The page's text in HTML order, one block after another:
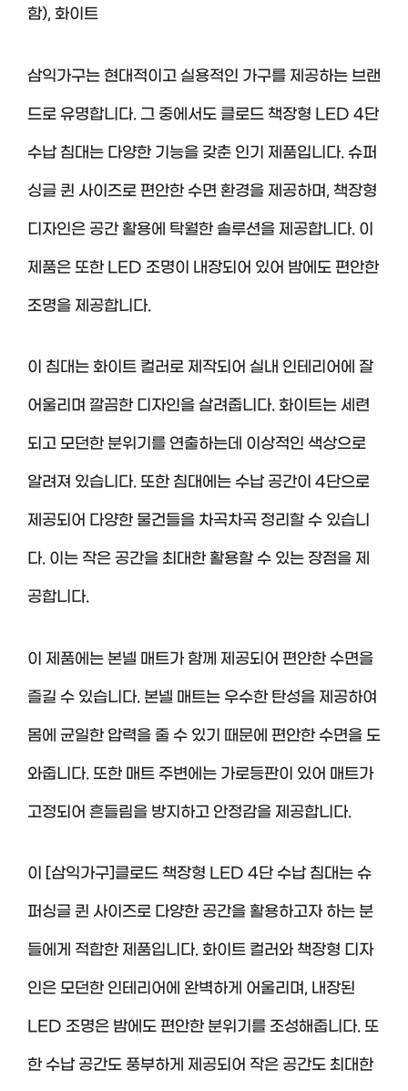
함), 화이트
삼익가구는 현대적이고 실용적인 가구를 제공하는 브랜
드로 유명합니다. 그 중에서도 클로드 책장형 LED 4단
수납 침대는 다양한 기능을 갖춘 인기 제품입니다. 슈퍼
싱글 퀸 사이즈로 편안한 수면 환경을 제공하며, 책장형
디자인은 공간 활용에 탁월한 솔루션을 제공합니다. 이
제품은 또한 LED 조명이 내장되어 있어 밤에도 편안한
조명을 제공합니다.
이 침대는 화이트 컬러로 제작되어 실내 인테리어에 잘
어울리며 깔끔한 디자인을 살려줍니다. 화이트는 세련
되고 모던한 분위기를 연출하는데 이상적인 색상으로
알려져 있습니다. 또한 침대에는 수납 공간이 4단으로
제공되어 다양한 물건들을 차곡차곡 정리할 수 있습니
다. 이는 작은 공간을 최대한 활용할 수 있는 장점을 제
공합니다.
이 제품에는 본넬 매트가 함께 제공되어 편안한 수면을
즐길 수 있습니다. 본넬 매트는 우수한 탄성을 제공하여
몸에 균일한 압력을 줄 수 있기 때문에 편안한 수면을 도
와줍니다. 또한 매트 주변에는 가로등판이 있어 매트가
고정되어 흔들림을 방지하고 안정감을 제공합니다.
이 [삼익가구]클로드 책장형 LED 4단 수납 침대는 슈
퍼싱글 퀸 사이즈로 다양한 공간을 활용하고자 하는 분
들에게 적합한 제품입니다. 화이트 컬러와 책장형 디자
인은 모던한 인테리어에 완벽하게 어울리며, 내장된
LED 조명은 밤에도 편안한 분위기를 조성해줍니다. 또
한 수납 공간도 풍부하게 제공되어 작은 공간도 최대한